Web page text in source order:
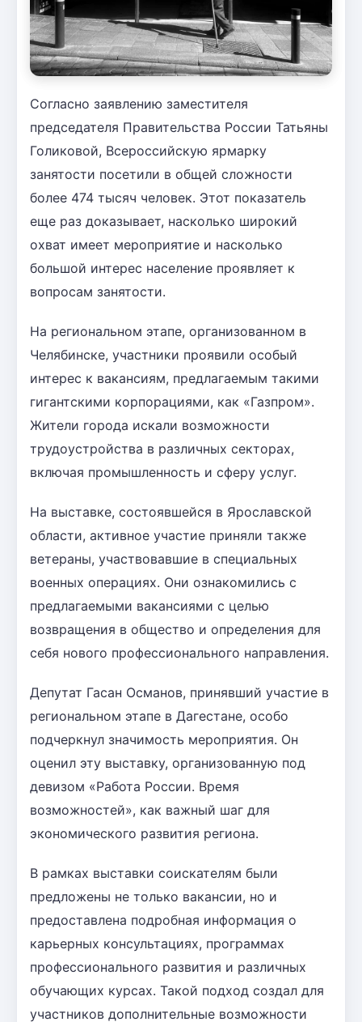
Согласно заявлению заместителя
председателя Правительства России Татьяны
Голиковой, Всероссийскую ярмарку
занятости посетили в общей сложности
более 474 тысяч человек. Этот показатель
еще раз доказывает, насколько широкий
охват имеет мероприятие и насколько
большой интерес население проявляет к
вопросам занятости.
На региональном этапе, организованном в
Челябинске, участники проявили особый
интерес к вакансиям, предлагаемым такими
гигантскими корпорациями, как «Газпром».
Жители города искали возможности
трудоустройства в различных секторах,
включая промышленность и сферу услуг.
На выставке, состоявшейся в Ярославской
области, активное участие приняли также
ветераны, участвовавшие в специальных
военных операциях. Они ознакомились с
предлагаемыми вакансиями с целью
возвращения в общество и определения для
себя нового профессионального направления.
Депутат Гасан Османов, принявший участие в
региональном этапе в Дагестане, особо
подчеркнул значимость мероприятия. Он
оценил эту выставку, организованную под
девизом «Работа России. Время
возможностей», как важный шаг для
экономического развития региона.
В рамках выставки соискателям были
предложены не только вакансии, но и
предоставлена подробная информация о
карьерных консультациях, программах
профессионального развития и различных
обучающих курсах. Такой подход создал для
участников дополнительные возможности